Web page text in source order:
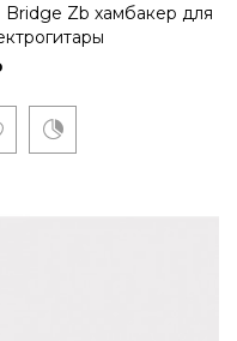
Bridge Zb хамбакер для